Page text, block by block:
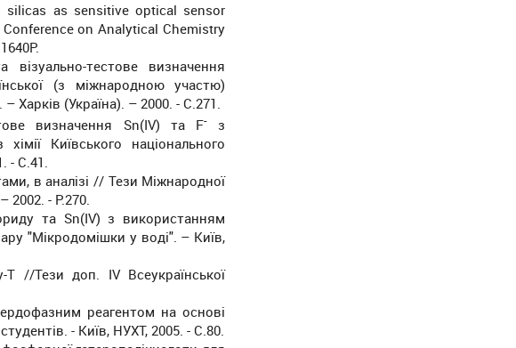
silicas as sensitive optical sensor
on Analytical Chemistry
тестове визначення
(з міжнародною участю)
Харків (Україна). – 2000. - С.271.
визначення Sn(IV) та F-з
Київського національного
- С.41.
в аналізі // Тези Міжнародної
2002. - Р.270.
та Sn(IV) з використанням
"Мікродомішки у воді". – Київ,
//Тези доп. ІV Всеукраїнської
реагентом на основі
- Київ, НУХТ, 2005. - С.80.